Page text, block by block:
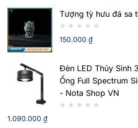
Tượng tỳ hưu đá sa
150.000 ₫
Đèn LED Thủy Sinh
Ống Full Spectrum
- Nota Shop VN
1.090.000 ₫